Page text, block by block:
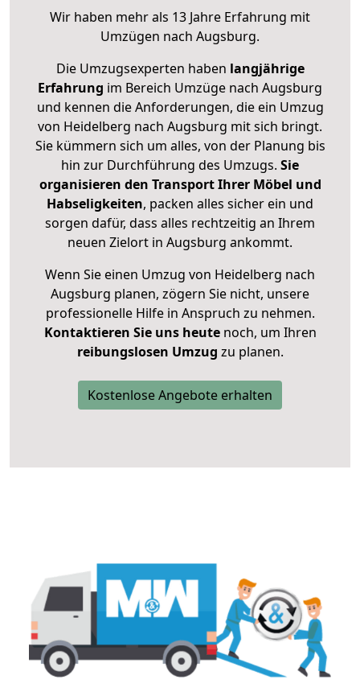
Wir haben mehr als 13 Jahre Erfahrung mit
Umzügen nach Augsburg.
Die Umzugsexperten haben langjährige
Erfahrung im Bereich Umzüge nach Augsburg
und kennen die Anforderungen, die ein Umzug
von Heidelberg nach Augsburg mit sich bringt.
Sie kümmern sich um alles, von der Planung bis
hin zur Durchführung des Umzugs. Sie
organisieren den Transport Ihrer Möbel und
Habseligkeiten, packen alles sicher ein und
sorgen dafür, dass alles rechtzeitig an Ihrem
neuen Zielort in Augsburg ankommt.
Wenn Sie einen Umzug von Heidelberg nach
Augsburg planen, zögern Sie nicht, unsere
professionelle Hilfe in Anspruch zu nehmen.
Kontaktieren Sie uns heutenoch, um Ihren
reibungslosen Umzug zu planen.
Kostenlose Angebote erhalten